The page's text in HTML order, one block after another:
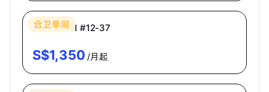
合卫单间
高级房 PR1 #12-37
S$1,350 /月起